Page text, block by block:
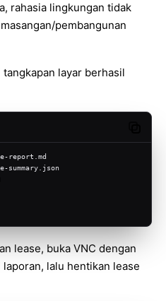
rahasia lingkungan tidak
pembangunan
layar berhasil
report.md
summary.json
lease, buka VNC dengan
lalu hentikan lease